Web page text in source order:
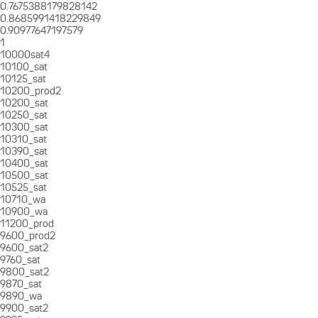
0.7675388179828142
0.8685991418229849
0.90977647197579
1
10000sat4
10100_sat
10125_sat
10200_prod2
10200_sat
10250_sat
10300_sat
10310_sat
10390_sat
10400_sat
10500_sat
10525_sat
10710_wa
10900_wa
11200_prod
9600_prod2
9600_sat2
9760_sat
9800_sat2
9870_sat
9890_wa
9900_sat2